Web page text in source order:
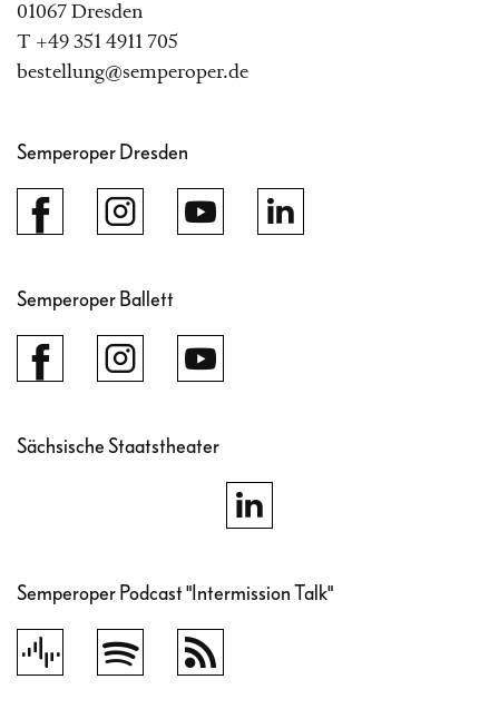
01067 Dresden
T +49 351 4911 705
bestellung@semperoper.de
Semperoper Dresden
Semperoper Ballett
Sächsische Staatstheater
Semperoper Podcast "Intermission Talk"